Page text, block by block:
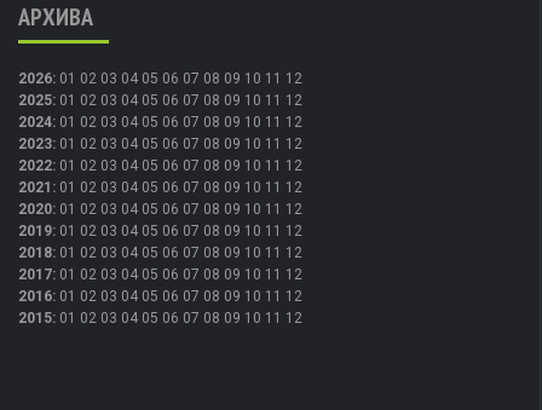
АРХИВА
2026: 01 02 03 04 05 06 07 08 09 10 11 12
2025: 01 02 03 04 05 06 07 08 09 10 11 12
2024: 01 02 03 04 05 06 07 08 09 10 11 12
2023: 01 02 03 04 05 06 07 08 09 10 11 12
2022: 01 02 03 04 05 06 07 08 09 10 11 12
2021 : 01 02 03 04 05 06 07 08 09 10 11 12
2020: 01 02 03 04 05 06 07 08 09 10 11 12
2019: 01 02 03 04 05 06 07 08 09 10 11 12
2018: 01 02 03 04 05 06 07 08 09 10 11 12
2017: 01 02 03 04 05 06 07 08 09 10 11 12
2016: 01 02 03 04 05 06 07 08 09 10 11 12
2015: 01 02 03 04 05 06 07 08 09 10 11 12